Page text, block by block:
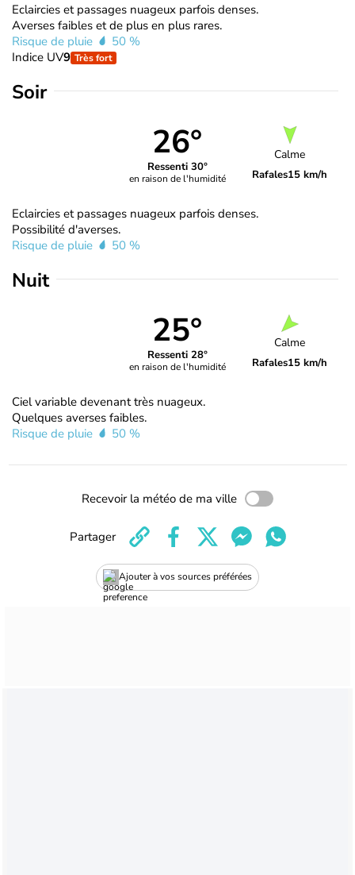
Eclaircies et passages nuageux parfois denses.
Averses faibles et de plus en plus rares.
Risque de pluie
50 %
Indice UV9 Très fort
Soir
26°
Ressenti 30°
en raison de l'humidité
Calme
Rafales15 km/h
Eclaircies et passages nuageux parfois denses.
Possibilité d'averses.
Risque de pluie
50 %
Nuit
25°
Ressenti 28°
en raison de l'humidité
Calme
Rafales15 km/h
Ciel variable devenant très nuageux.
Quelques averses faibles.
Risque de pluie
50 %
Recevoir la météo de ma ville
Ajouter à vos sources préférées
Partager